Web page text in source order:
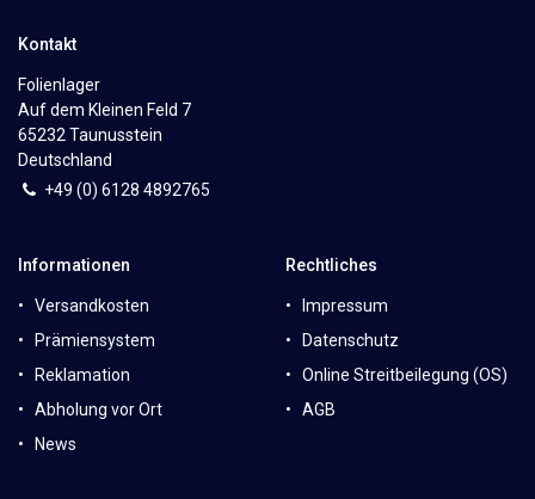
Kontakt
Folienlager
Auf dem Kleinen Feld 7
65232 Taunusstein
Deutschland
+49 (0) 6128 4892765
Informationen
Versandkosten
Prämiensystem
Reklamation
Abholung vor Ort
News
Rechtliches
Impressum
Datenschutz
Online Streitbeilegung (OS)
AGB